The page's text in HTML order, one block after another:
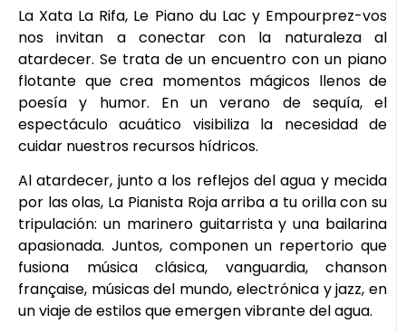
La Xata La Rifa, Le Piano du Lac y Empourprez-vos
nos invitan a conectar con la naturaleza al
atardecer. Se trata de un encuentro con un piano
flotante que crea momentos mágicos llenos de
poesía y humor. En un verano de sequía, el
espectáculo acuático visibiliza la necesidad de
cuidar nuestros recursos hídricos.
Al atardecer, junto a los reflejos del agua y mecida
por las olas, La Pianista Roja arriba a tu orilla con su
tripulación: un marinero guitarrista y una bailarina
apasionada. Juntos, componen un repertorio que
fusiona música clásica, vanguardia, chanson
française, músicas del mundo, electrónica y jazz, en
un viaje de estilos que emergen vibrante del agua.